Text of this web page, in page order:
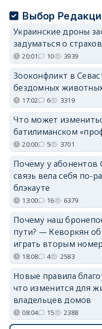
Выбор
Украинские дроны
задуматься о
20:01 10 3939
Зооконфликт в
бездомных
17:02 6 3319
Что может
батилиманском
20:00 5 3701
Почему у абонентов
связь вела себя по-
блэкауте
13:00 16 6379
Почему наш
пути? — Кеворкян
играть вторым
18:08 4 2583
Новые правила
что изменится для
владельцев домов
08:04 15 2388